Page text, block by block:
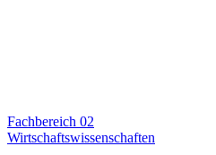
Fachbereich 02
Wirtschaftswissenschaften